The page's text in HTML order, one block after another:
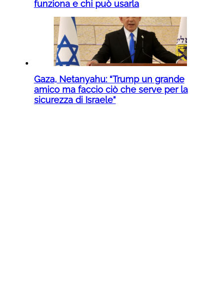
funziona e chi può usarla
Gaza, Netanyahu: “Trump un grande
amico ma faccio ciò che serve per la
sicurezza di Israele”